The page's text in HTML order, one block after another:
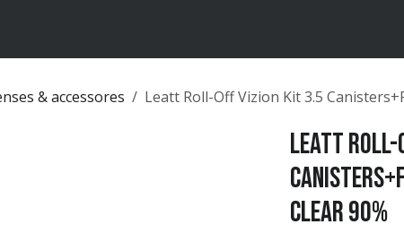
& accessores Leatt Roll-Off Vizion Kit 3.5
Leatt Roll-
Clear 90%